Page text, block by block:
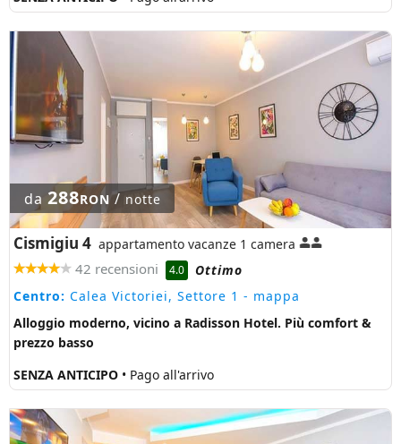
da 288RON/notte
Cismigiu 4 appartamento vacanze 1 camera
42 recensioni 4.0
Ottimo
Centro: Calea Victoriei, Settore 1 - mappa
Alloggio moderno, vicino a Radisson Hotel. Più comfort &
prezzo basso
SENZA ANTICIPO • Pago all'arrivo